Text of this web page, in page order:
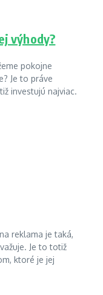
výhody?
pokojne
Je to práve
investujú najviac.
reklama je taká,
Je to totiž
ktoré je jej